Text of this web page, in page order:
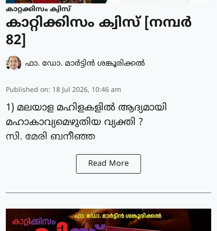
കാറ്റക്കിസം ക്വിസ്
കാറ്റിക്കിസം ക്വിസ് [നമ്പര്‍
82]
ഫാ. ഡോ. മാര്‍ട്ടിന്‍ ശങ്കൂരിക്കല്‍
Published on: 18 Jul 2026, 10:46 am
1) മലയാള മഹിളകളിൽ ആദ്യമായി
മഹാകാവ്യമെഴുതിയ വ്യക്തി ?
സി. മേരി ബനീഞ്ഞ
Read More